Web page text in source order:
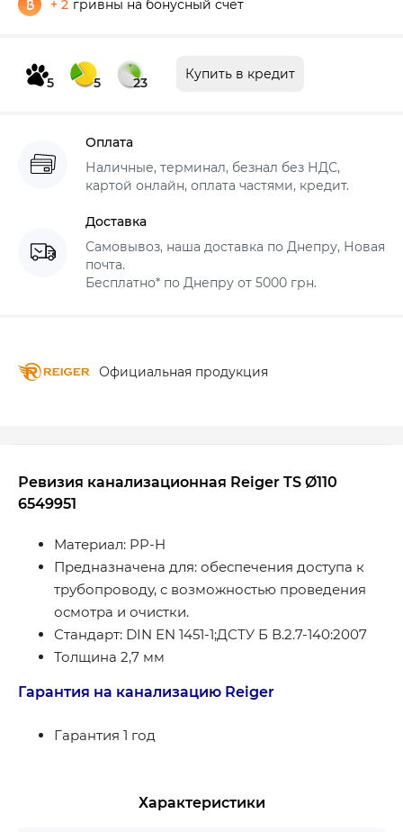
+ 2 гривны на бонусный счет
5 5 23
Купить в кредит
Оплата
Наличные, терминал, безнал без НДС,
картой онлайн, оплата частями, кредит.
Доставка
Самовывоз, наша доставка по Днепру, Новая
почта.
Бесплатно* по Днепру от 5000 грн.
Официальная продукция
Ревизия канализационная Reiger TS Ø110
6549951
Материал: PP-H
Предназначена для: обеспечения доступа к
трубопроводу, с возможностью проведения
осмотра и очистки.
Стандарт: DIN EN 1451-1;ДСТУ Б В.2.7-140:2007
Толщина 2,7 мм
Гарантия на канализацию Reiger
Гарантия 1 год
Характеристики